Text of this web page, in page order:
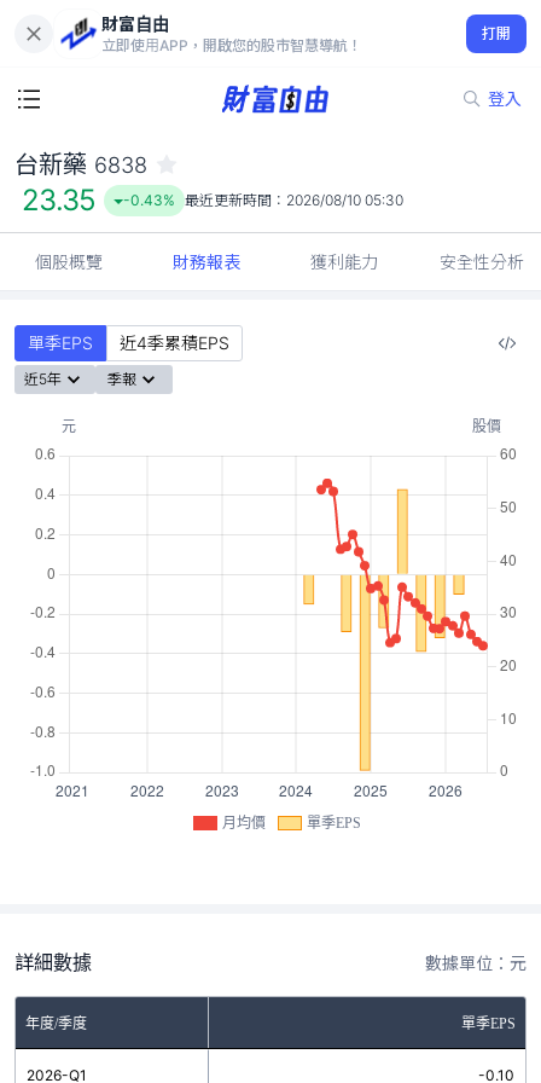
財富自由
立即使用APP，開啟您的股市智慧導航！
打開
登入
23.35
-0.43%
台新藥 6838
23.35 -0.43% 最近更新時間： 2026/08/10 05:30
個股概覽 財務報表 獲利能力 安全性分析
單季EPS 近4季累積EPS
近5年 季報
月均價 單季EPS
詳細數據 數據單位：元
年度/季度 單季EPS
2026-Q1 -0.10